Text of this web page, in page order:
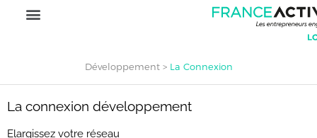
Développement> La Connexion
La connexion développement
Elargissez votre réseau